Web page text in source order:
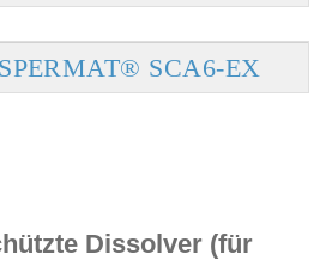
SCA6-EX
Dissolver (für